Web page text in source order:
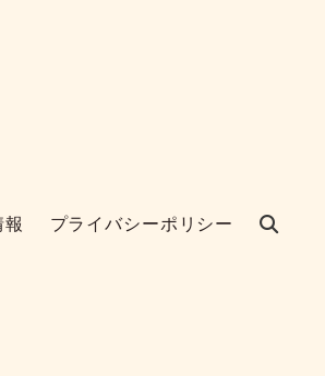
プライバシーポリシー